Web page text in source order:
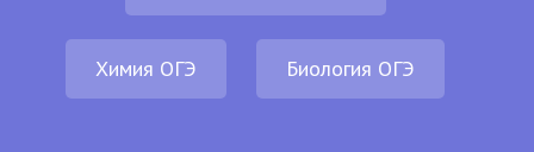
Химия ОГЭ Биология ОГЭ